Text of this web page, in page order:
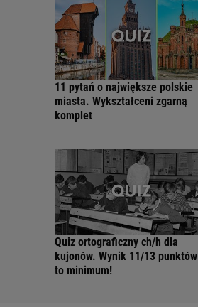
11 pytań o największe polskie
miasta. Wykształceni zgarną
komplet
Quiz ortograficzny ch/h dla
kujonów. Wynik 11/13 punktów
to minimum!